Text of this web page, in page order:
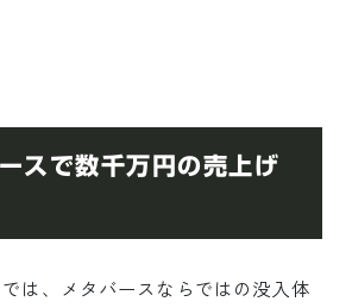
スで数千万円の売上げ
は、メタバースならではの没入体